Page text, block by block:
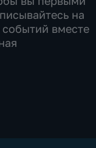
на
событий вместе